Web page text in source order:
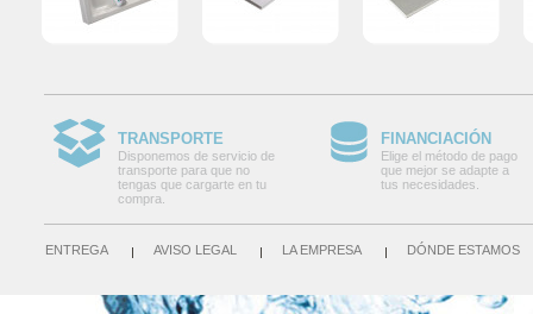
TRANSPORTE
Disponemos de servicio de
transporte para que no
tengas que cargarte en tu
compra.
FINANCIACIÓN
Elige el método de pago
que mejor se adapte a
tus necesidades.
ENTREGA AVISO LEGAL LA EMPRESA DÓNDE ESTAMOS